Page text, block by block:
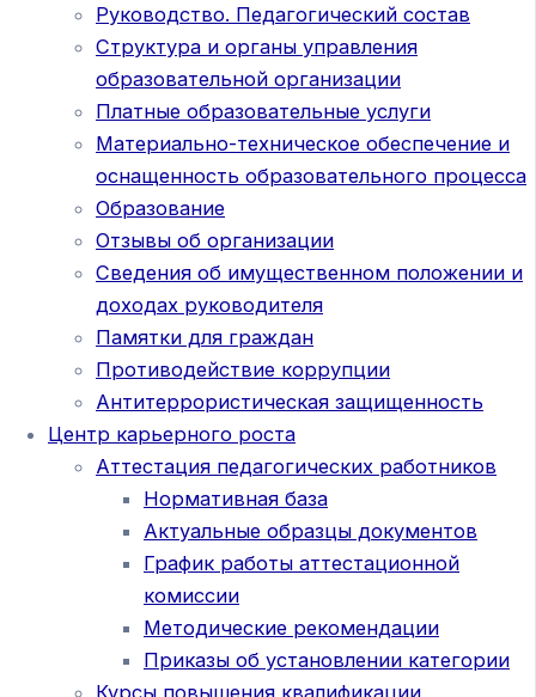
Руководство. Педагогический состав
Структура и органы управления
образовательной организации
Платные образовательные услуги
Материально-техническое обеспечение и
оснащенность образовательного процесса
Образование
Отзывы об организации
Сведения об имущественном положении и
доходах руководителя
Памятки для граждан
Противодействие коррупции
Антитеррористическая защищенность
Центр карьерного роста
Аттестация педагогических работников
Нормативная база
Актуальные образцы документов
График работы аттестационной
комиссии
Методические рекомендации
Приказы об установлении категории
Курсы повышения квалификации